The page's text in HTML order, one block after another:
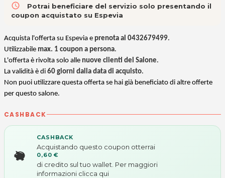
access_time
Potrai beneficiare del servizio solo presentando il
coupon acquistato su Espevia
Acquista l'offerta su Espevia e prenota al 0432679499.
Utilizzabile max. 1 coupon a persona.
L'offerta è rivolta solo alle nuove clienti del Salone.
La validità è di 60 giorni dalla data di acquisto.
Non puoi utilizzare questa offerta se hai già beneficiato di altre offerte
per questo salone.
CASHBACK
CASHBACK
Acquistando questo coupon otterrai
0,60 €
di credito sul tuo wallet. Per maggiori
informazioni clicca qui